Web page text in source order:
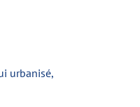
urbanisé,